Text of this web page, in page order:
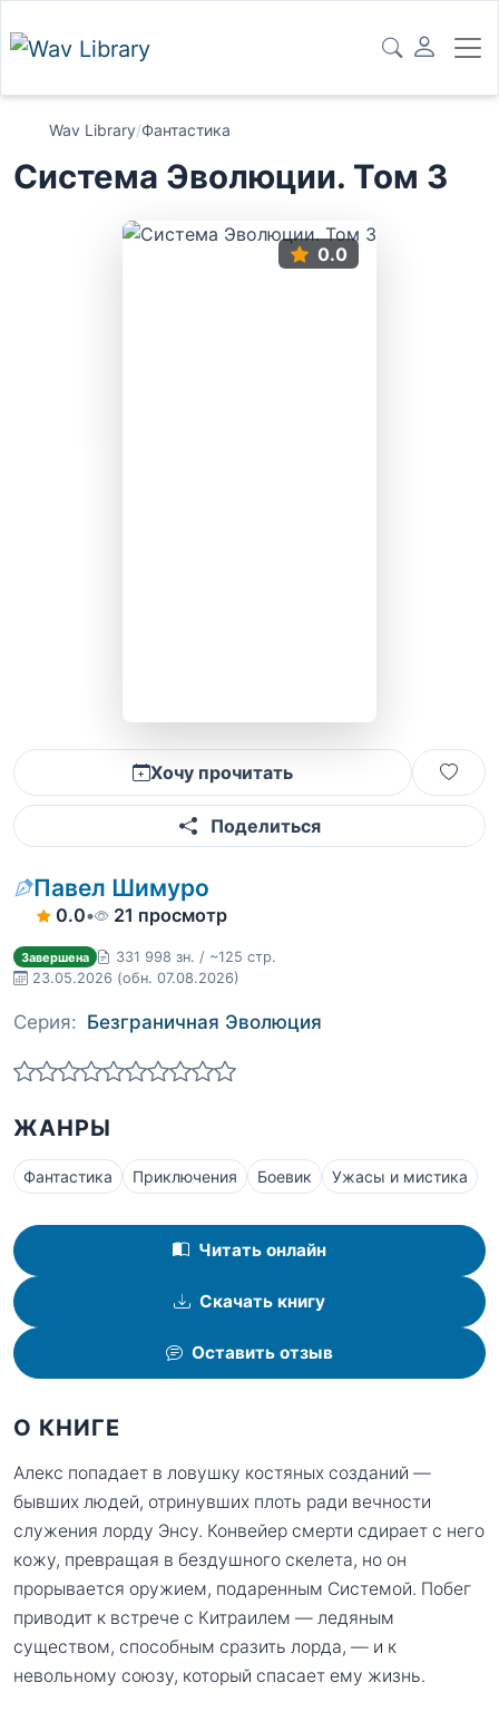
Wav Library/Фантастика
Система Эволюции. Том 3
0.0
Хочу прочитать
Поделиться
Павел Шимуро
0.0• 21 просмотр
Завершена
331 998 зн. / ~125 стр.
23.05.2026 (обн. 07.08.2026)
Серия: Безграничная Эволюция
ЖАНРЫ
Фантастика Приключения Боевик Ужасы и мистика
Читать онлайн
Скачать книгу
Оставить отзыв
О КНИГЕ
Алекс попадает в ловушку костяных созданий —
бывших людей, отринувших плоть ради вечности
служения лорду Энсу. Конвейер смерти сдирает с него
кожу, превращая в бездушного скелета, но он
прорывается оружием, подаренным Системой. Побег
приводит к встрече с Китраилем — ледяным
существом, способным сразить лорда, — и к
невольному союзу, который спасает ему жизнь.